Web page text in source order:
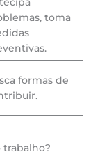
toma
formas de
trabalho?